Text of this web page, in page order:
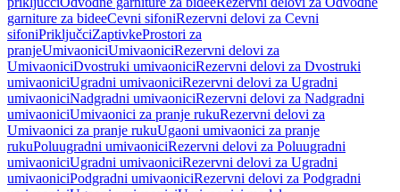
garniture za bideeCevni sifoniRezervni delovi za Cevni
sifoniPriključciZaptivkeProstori za
pranjeUmivaoniciUmivaoniciRezervni delovi za
UmivaoniciDvostruki umivaoniciRezervni delovi za Dvostruki
umivaoniciUgradni umivaoniciRezervni delovi za Ugradni
umivaoniciNadgradni umivaoniciRezervni delovi za Nadgradni
umivaoniciUmivaonici za pranje rukuRezervni delovi za
Umivaonici za pranje rukuUgaoni umivaonici za pranje
rukuPoluugradni umivaoniciRezervni delovi za Poluugradni
umivaoniciUgradni umivaoniciRezervni delovi za Ugradni
umivaoniciPodgradni umivaoniciRezervni delovi za Podgradni